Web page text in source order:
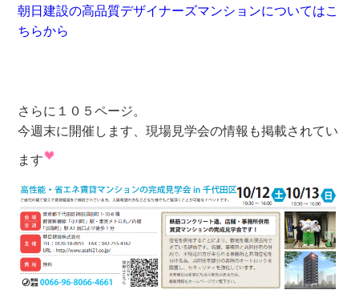
朝日建設の高品質デザイナーズマンションについてはこ
ちらから
さらに１０５ページ。
今週末に開催します、現場見学会の情報も掲載されてい
ます